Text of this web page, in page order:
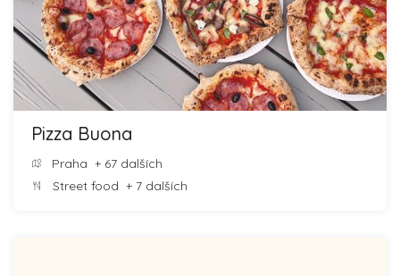
Pizza Buona
Praha + 67 dalších
Street food + 7 dalších